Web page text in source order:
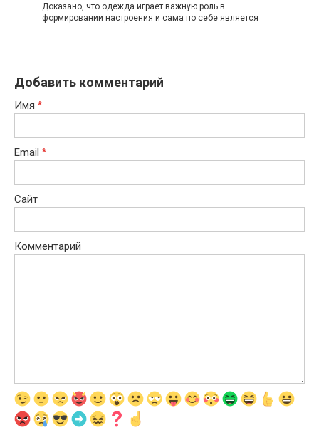
Доказано, что одежда играет важную роль в
формировании настроения и сама по себе является
Добавить комментарий
Имя *
Email *
Сайт
Комментарий